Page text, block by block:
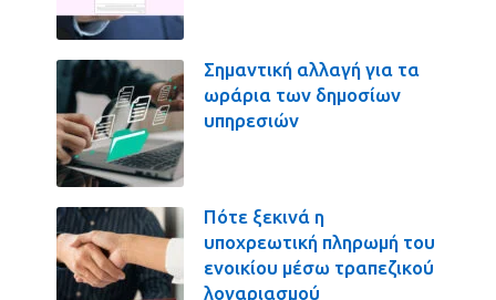
Σημαντική αλλαγή για τα
ωράρια των δημοσίων
υπηρεσιών
Πότε ξεκινά η
υποχρεωτική πληρωμή του
ενοικίου μέσω τραπεζικού
λογαριασμού